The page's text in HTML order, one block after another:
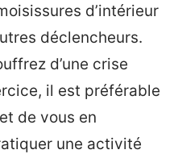
d’intérieur
déclencheurs.
d’une crise
il est préférable
de vous en
une activité